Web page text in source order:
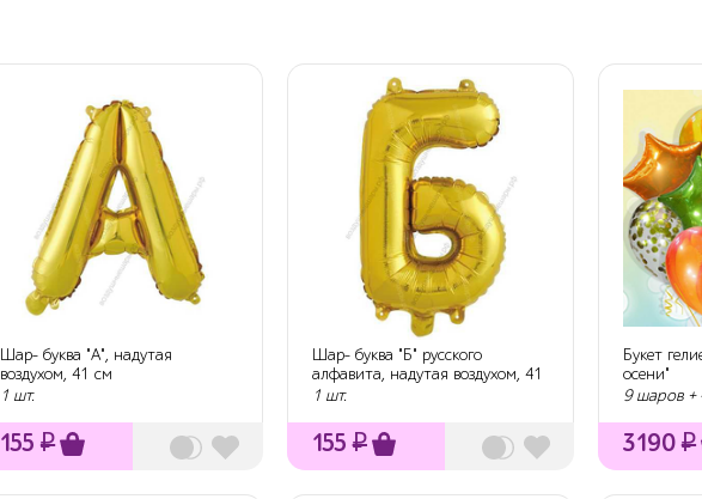
Шар- буква "А", надутая
воздухом, 41 см
1 шт.
155 ₽
Шар- буква "Б" русского
алфавита, надутая воздухом, 41
см
1 шт.
155 ₽
Букет
осени"
9 шаров +
3190₽